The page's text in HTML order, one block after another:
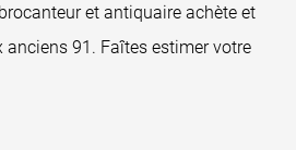
et antiquaire achète et
anciens 91. Faîtes estimer votre